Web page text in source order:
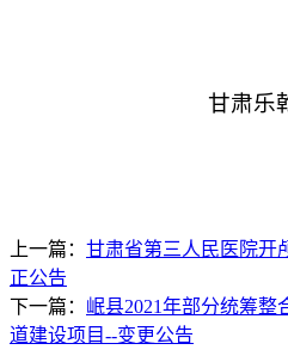
甘肃乐
上一篇： 甘肃省第三人民医院开
正公告
下一篇： 岷县2021年部分统筹
道建设项目--变更公告